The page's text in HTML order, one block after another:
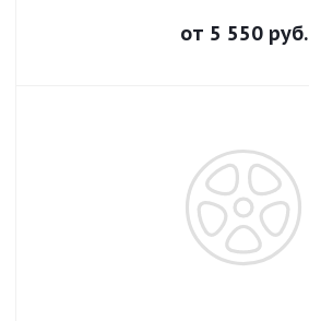
от 5 550руб.